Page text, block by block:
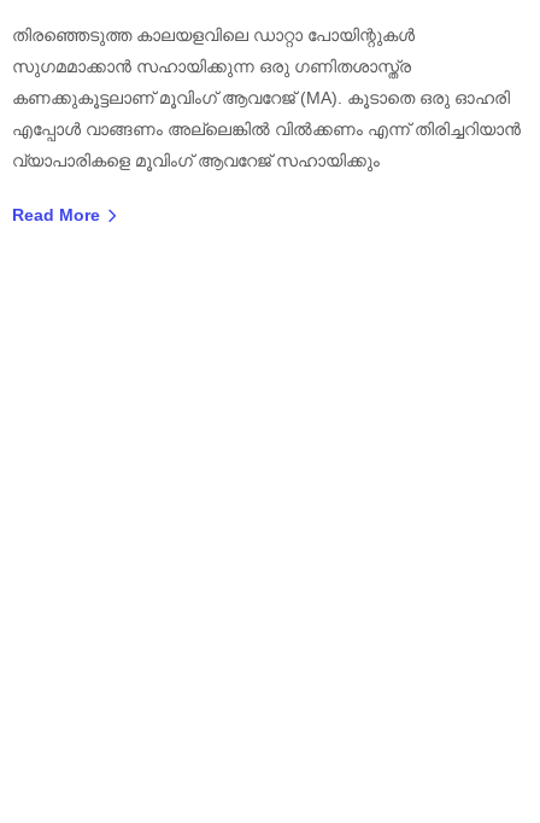
തിരഞ്ഞെടുത്ത കാലയളവിലെ ഡാറ്റാ പോയിന്റുകൾ
സുഗമമാക്കാൻ സഹായിക്കുന്ന ഒരു ഗണിതശാസ്ത്ര
കണക്കുകൂട്ടലാണ് മൂവിംഗ് ആവറേജ് (MA). കൂടാതെ ഒരു ഓഹരി
എപ്പോൾ വാങ്ങണം അല്ലെങ്കിൽ വിൽക്കണം എന്ന് തിരിച്ചറിയാൻ
വ്യാപാരികളെ മൂവിംഗ് ആവറേജ് സഹായിക്കും
Read More